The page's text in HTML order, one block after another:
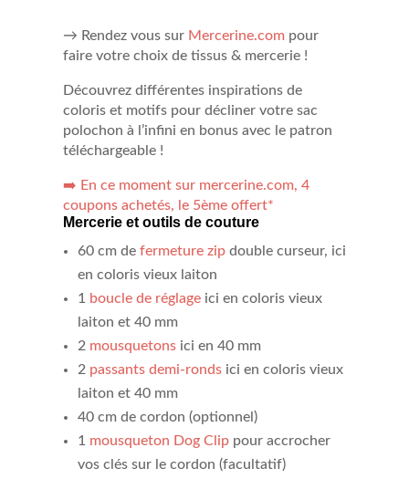
→ Rendez vous sur Mercerine.com pour
faire votre choix de tissus & mercerie !
Découvrez différentes inspirations de
coloris et motifs pour décliner votre sac
polochon à l’infini en bonus avec le patron
téléchargeable !
➡️ En ce moment sur mercerine.com, 4
coupons achetés, le 5ème offert*
Mercerie et outils de couture
60 cm de fermeture zipdouble curseur, ici
en coloris vieux laiton
1
boucle de réglageici en coloris vieux
laiton et 40 mm
2 mousquetonsici en 40 mm
2 passants demi-ronds ici en coloris vieux
laiton et 40 mm
40 cm de cordon (optionnel)
1 mousqueton Dog Clippour accrocher
vos clés sur le cordon (facultatif)